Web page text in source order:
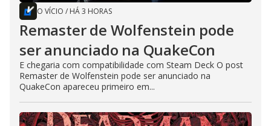
O VÍCIO / HÁ 3 HORAS
Remaster de Wolfenstein pode
ser anunciado na QuakeCon
E chegaria com compatibilidade com Steam Deck O post
Remaster de Wolfenstein pode ser anunciado na
QuakeCon apareceu primeiro em...